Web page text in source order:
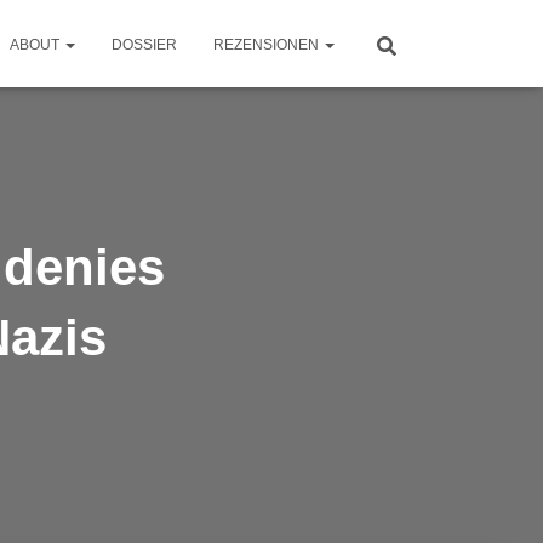
ABOUT DOSSIER REZENSIONEN